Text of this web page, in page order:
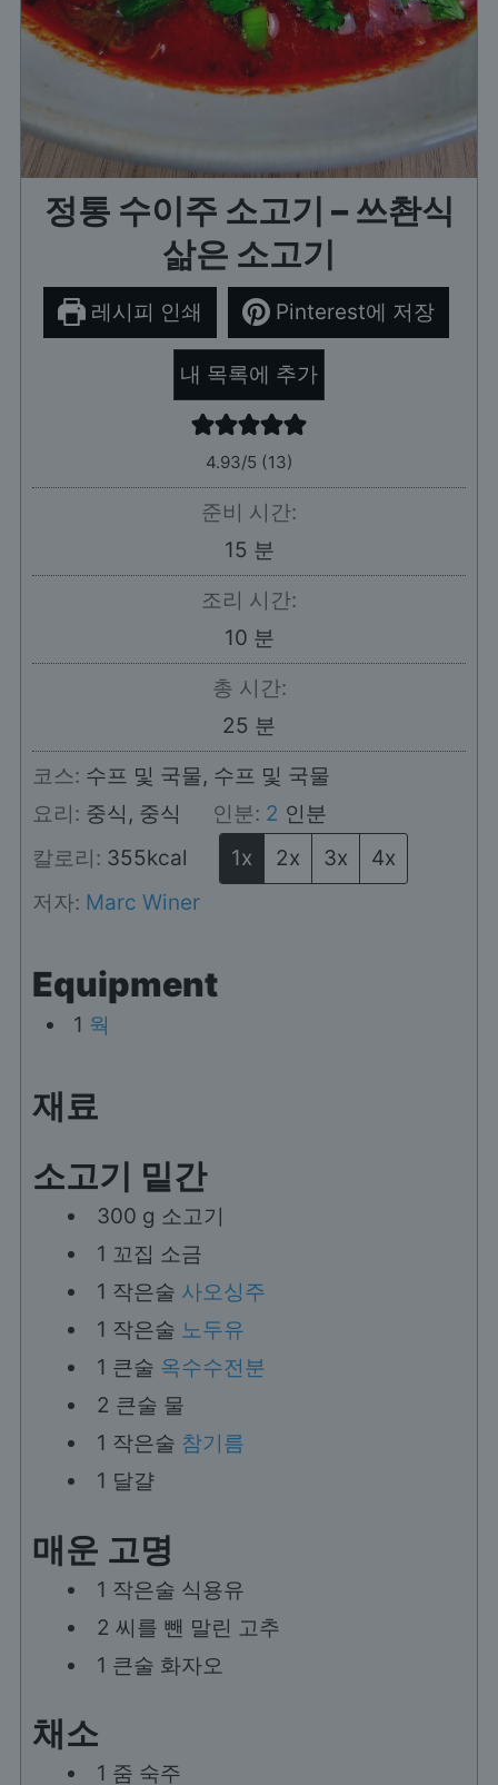
정통 수이주 소고기 – 쓰촨식
삶은 소고기
레시피 인쇄 Pinterest에 저장
내 목록에 추가
4.93/5 (13)
준비 시간:
15 분
분
조리 시간:
10분
분
총 시간:
25 분
분
코스: 수프 및 국물, 수프 및 국물
요리: 중식, 중식 인분: 2 인분
칼로리: 355kcal 1x 2x 3x
4x
저자: Marc Winer
Equipment
1 웍
재료
소고기 밑간
300 g 소고기
1 꼬집 소금
1 작은술 사오싱주
1 작은술 노두유
1 큰술 옥수수전분
2 큰술 물
1 작은술 참기름
1 달걀
매운 고명
1 작은술 식용유
2 씨를 뺀 말린 고추
1 큰술 화자오
채소
1 줌 숙주